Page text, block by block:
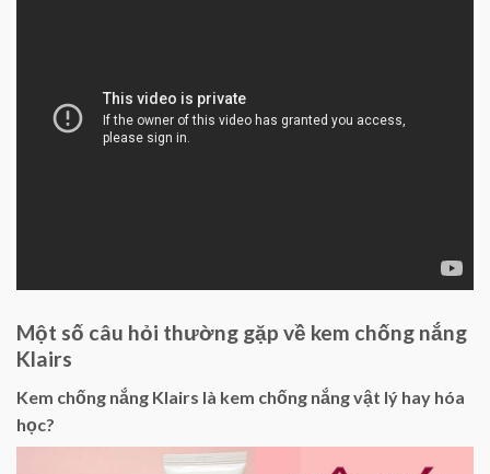
Một số câu hỏi thường gặp về kem chống nắng
Klairs
Kem chống nắng Klairs là kem chống nắng vật lý hay hóa
học?